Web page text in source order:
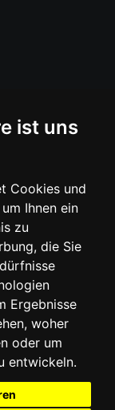
ist uns
Cookies und
Ihnen ein
zu
die Sie
Ergebnisse
woher
oder um
entwickeln.
vor 110 Monaten
Spitfires, still don just
nevertheless
Speaking to